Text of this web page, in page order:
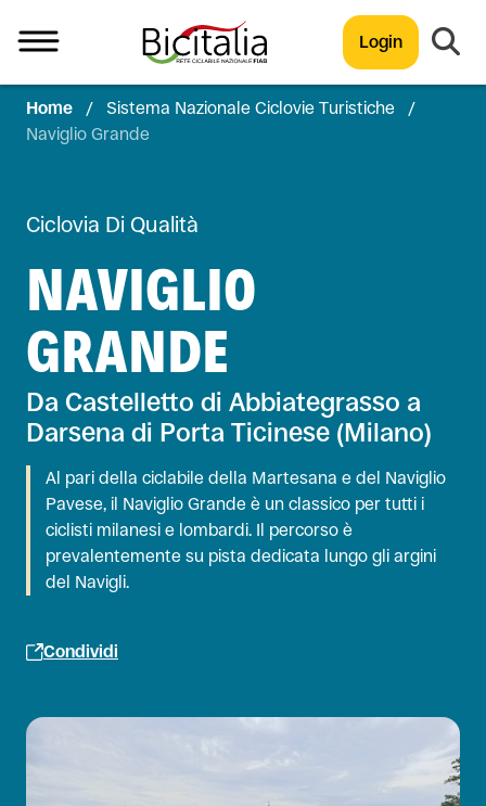
Login
TUTTO
Home / Sistema Nazionale Ciclovie Turistiche
/
Naviglio Grande
Ciclovia Di Qualità
NAVIGLIO
GRANDE
Da Castelletto di Abbiategrasso a
Darsena di Porta Ticinese (Milano)
Al pari della ciclabile della Martesana e del Naviglio
Pavese, il Naviglio Grande è un classico per tutti i
ciclisti milanesi e lombardi. Il percorso è
prevalentemente su pista dedicata lungo gli argini
del Navigli.
Condividi